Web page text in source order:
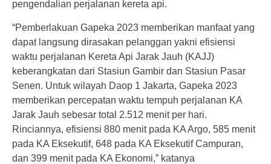
pengendalian perjalanan kereta api.
“Pemberlakuan Gapeka 2023 memberikan manfaat yang
dapat langsung dirasakan pelanggan yakni efisiensi
waktu perjalanan Kereta Api Jarak Jauh (KAJJ)
keberangkatan dari Stasiun Gambir dan Stasiun Pasar
Senen. Untuk wilayah Daop 1 Jakarta, Gapeka 2023
memberikan percepatan waktu tempuh perjalanan KA
Jarak Jauh sebesar total 2.512 menit per hari.
Rinciannya, efisiensi 880 menit pada KA Argo, 585 menit
pada KA Eksekutif, 648 pada KA Eksekutif Campuran,
dan 399 menit pada KA Ekonomi,” katanya